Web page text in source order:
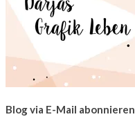
Blog via E-Mail abonnieren